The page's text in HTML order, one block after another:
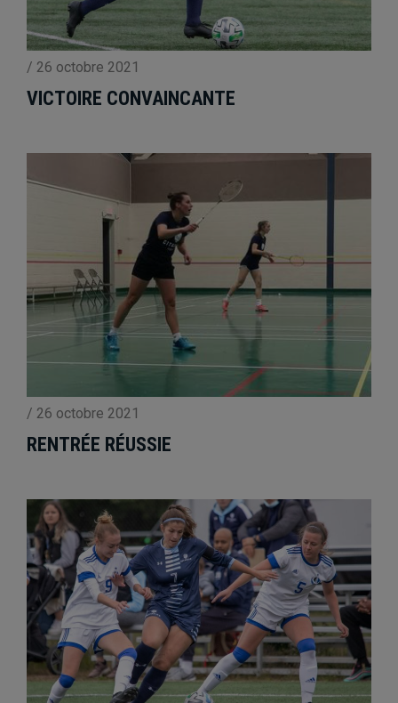
/ 26 octobre 2021
VICTOIRE CONVAINCANTE
/ 26 octobre 2021
RENTRÉE RÉUSSIE